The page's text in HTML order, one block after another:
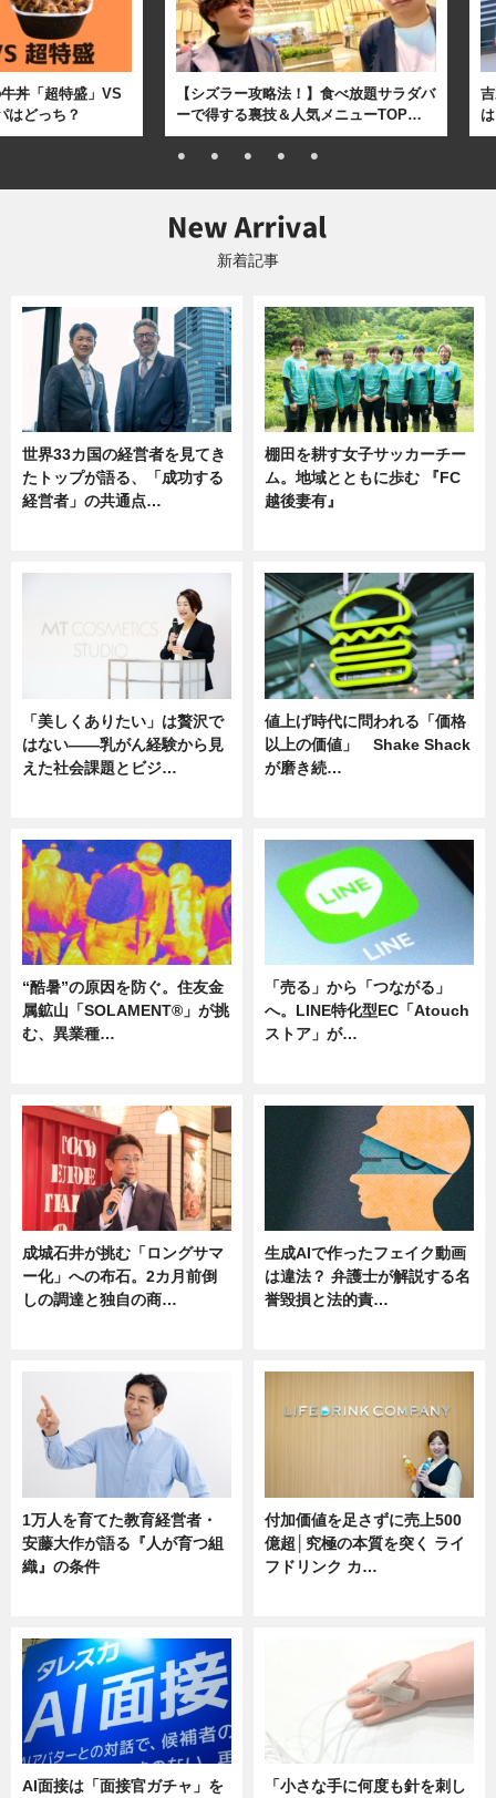
丼「超特盛」VS
はどっち？
【シズラー攻略法！】食べ放題サラダバ
ーで得する裏技＆人気メニューTOP…
新着記事
世界33カ国の経営者を見てき
たトップが語る、「成功する
経営者」の共通点…
棚田を耕す女子サッカーチー
ム。地域とともに歩む 『FC
越後妻有』
「美しくありたい」は贅沢で
はない――乳がん経験から見
えた社会課題とビジ…
値上げ時代に問われる「価格
以上の価値」 Shake Shack
が磨き続…
“酷暑”の原因を防ぐ。住友金
属鉱山「SOLAMENT®」が挑
む、異業種…
「売る」から「つながる」
へ。LINE特化型EC「Atouch
ストア」が…
成城石井が挑む「ロングサマ
ー化」への布石。2カ月前倒
しの調達と独自の商…
生成AIで作ったフェイク動画
は違法？ 弁護士が解説する名
誉毀損と法的責…
1万人を育てた教育経営者・
安藤大作が語る『人が育つ組
織』の条件
付加価値を足さずに売上500
億超│究極の本質を突く ライ
フドリンク カ…
AI面接は「面接官ガチャ」を
「小さな手に何度も針を刺し